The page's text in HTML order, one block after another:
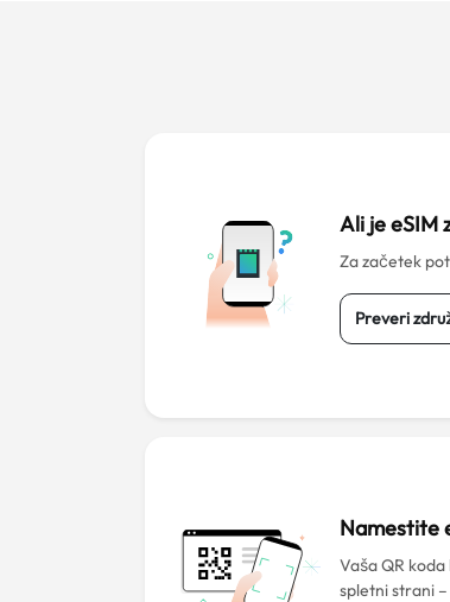
Ali je eSIM
Za začetek
Preveri
Namestite
Vaša QR
spletni strani